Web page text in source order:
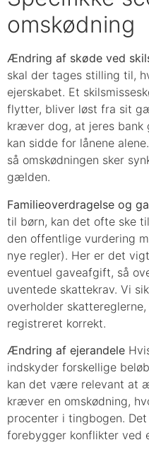
omskødning
Ændring af skøde ved
skal der tages stilling til,
ejerskabet. Et
flytter, bliver løst fra sit
kræver dog, at jeres bank
kan sidde for lånene
så omskødningen sker
gælden.
Familieoverdragelse og
til børn, kan det ofte ske
den offentlige vurdering
nye regler). Her er det
eventuel gaveafgift, så
uventede skattekrav. Vi
overholder
registreret korrekt.
Ændring af ejerandele
indskyder forskellige
kan det være relevant at
kræver en omskødning,
procenter i tingbogen.
forebygger konflikter ved